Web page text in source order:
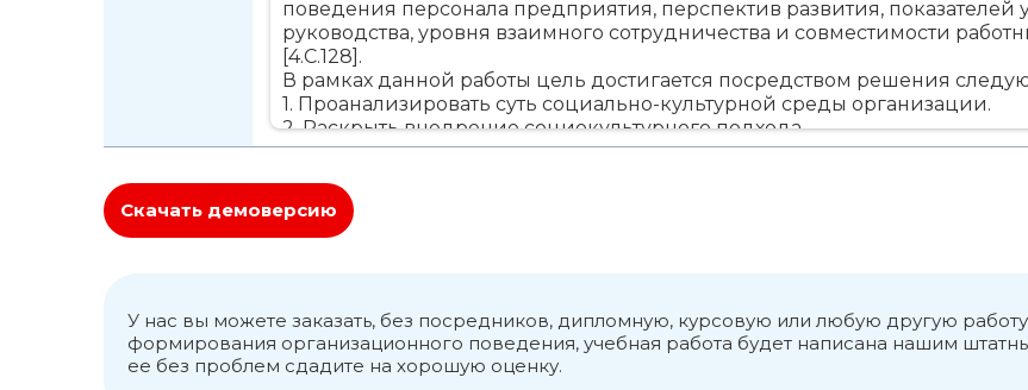
поведения персонала предприятия, перспектив развития, показателей
руководства, уровня взаимного сотрудничества и совместимости
[4.С.128].
В рамках данной работы цель достигается посредством решения
1. Проанализировать суть социально-культурной среды организации.
2. Раскрыть внедрение социокультурного подхода.
3. Выявить специфику методов социокультурного управления.
организационного поведения.
1. Социально-культурная среда организации
другой – активное воспроизведение данного опыта, реализация
В организации процесс социализации включает: целенаправленную
воздействия и социальную активность личности. Развитие
Скачать демоверсию
У нас вы можете заказать, без посредников, дипломную, курсовую или любую другую
формирования организационного поведения, учебная работа будет написана нашим
ее без проблем сдадите на хорошую оценку.